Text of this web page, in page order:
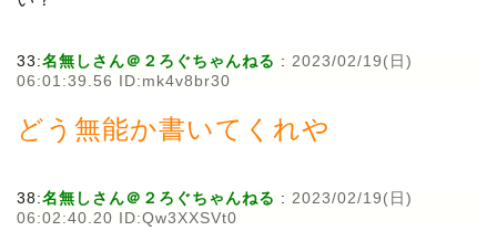
33:名無しさん＠２ろぐちゃんねる : 2023/02/19(日)
06:01:39.56 ID:mk4v8br30
どう無能か書いてくれや
38:名無しさん＠２ろぐちゃんねる : 2023/02/19(日)
06:02:40.20 ID:Qw3XXSVt0